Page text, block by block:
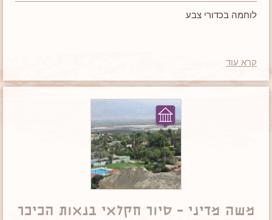
לוחמה בכדורי צבע
קרא עוד
משה מדיני – סיור חקלאי בנאות הכיכר